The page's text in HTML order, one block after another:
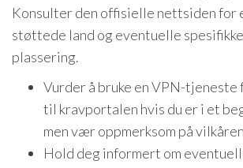
Konsulter den offisielle nettsiden for
støttede land og eventuelle
plassering.
Vurder å bruke en VPN-tjeneste
til kravportalen hvis du er i et
men vær oppmerksom på
Hold deg informert om